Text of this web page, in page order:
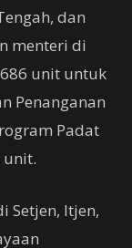
dan
menteri di
unit untuk
Penanganan
Padat
unit.
Setjen, Itjen,